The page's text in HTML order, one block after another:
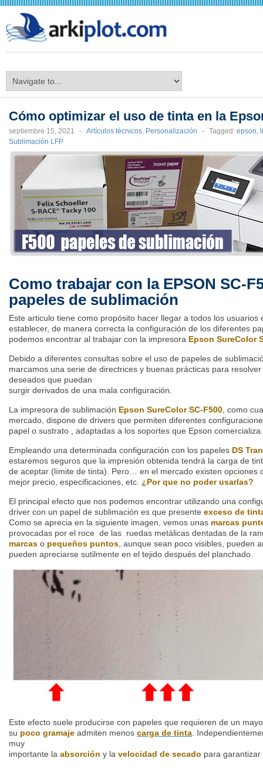
Cómo optimizar el uso de tinta en la
septiembre 15, 2021 - Artículos técnicos, Personalización - Tagged: epson,
Sublimación LFP
Como trabajar con la EPSON SC-
papeles de sublimación
Este articulo tiene como propósito hacer llegar a todos los usuarios
establecer, de manera correcta la configuración de los diferentes
podemos encontrar al trabajar con la impresora Epson SureColor
Debido a diferentes consultas sobre el uso de papeles de
marcamos una serie de directrices y buenas prácticas para
deseados que puedan
surgir derivados de una mala configuración.
La impresora de sublimación Epson SureColor SC-F500 como
mercado, dispone de drivers que permiten diferentes
papel o sustrato , adaptadas a los soportes que Epson comercializa.
Empleando una determinada configuración con los papeles DS
estaremos seguros que la impresión obtenida tendrá la carga de
de aceptar (límite de tinta). Pero… en el mercado existen opciones
mejor precio, especificaciones, etc. ¿Por que no poder usarlas?
El principal efecto que nos podemos encontrar utilizando una
driver con un papel de sublimación es que presente exceso de
Como se aprecia en la siguiente imagen, vemos unas marcas
provocadas por el roce de las ruedas metálicas dentadas de la
marcas o pequeños puntos , aunque sean poco visibles, pueden
pueden apreciarse sutilmente en el tejido después del planchado.
Este efecto suele producirse con papeles que requieren de un
su poco gramaje admiten menos carga de tinta .
muy
importante la absorción y la velocidad de secado para